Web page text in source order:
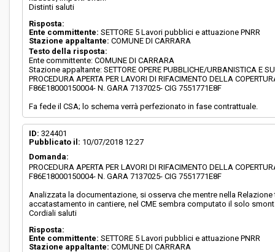
Distinti saluti
Risposta:
Ente committente: SETTORE 5 Lavori pubblici e attuazione PNRR
Stazione appaltante: COMUNE DI CARRARA
Testo della risposta:
Ente committente: COMUNE DI CARRARA
Stazione appaltante: SETTORE OPERE PUBBLICHE/URBANISTICA E
PROCEDURA APERTA PER LAVORI DI RIFACIMENTO DELLA
F86E18000150004- N. GARA 7137025- CIG 7551771E8F
Fa fede il CSA; lo schema verrà perfezionato in fase contrattuale.
ID: 324401
Pubblicato il: 10/07/2018 12:27
Domanda:
PROCEDURA APERTA PER LAVORI DI RIFACIMENTO DELLA
F86E18000150004- N. GARA 7137025- CIG 7551771E8F
Analizzata la documentazione, si osserva che mentre nella
accatastamento in cantiere, nel CME sembra computato il solo
Cordiali saluti
Risposta:
Ente committente: SETTORE 5 Lavori pubblici e attuazione PNRR
Stazione appaltante: COMUNE DI CARRARA